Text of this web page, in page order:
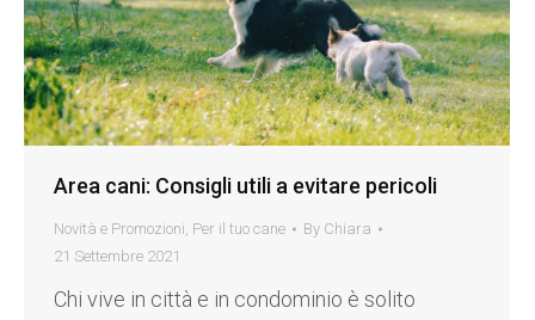
Area cani: Consigli utili a evitare pericoli
Novità e Promozioni, Per il tuo cane By Chiara
21 Settembre 2021
Chi vive in città e in condominio è solito